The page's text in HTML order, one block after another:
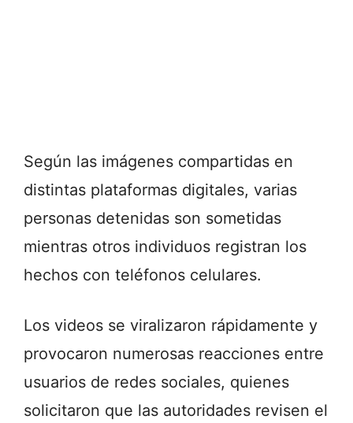
Según las imágenes compartidas en
distintas plataformas digitales, varias
personas detenidas son sometidas
mientras otros individuos registran los
hechos con teléfonos celulares.
Los videos se viralizaron rápidamente y
provocaron numerosas reacciones entre
usuarios de redes sociales, quienes
solicitaron que las autoridades revisen el